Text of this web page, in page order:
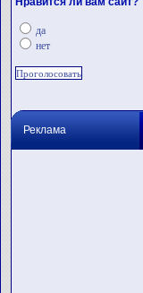
да
нет
Реклама